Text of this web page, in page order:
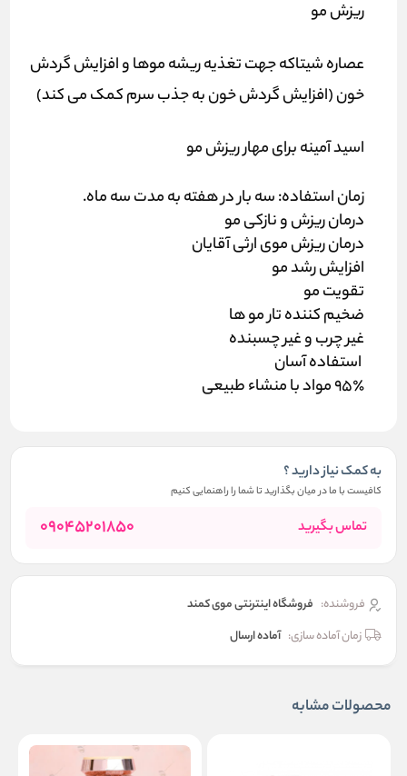
ریزش مو
عصاره شیتاکه جهت تغذیه ریشه موها و افزایش گردش
خون (افزایش گردش خون به جذب سرم کمک می کند)
اسید آمینه برای مهار ریزش مو
زمان استفاده: سه بار در هفته به مدت سه ماه.
درمان ریزش و نازکی مو
درمان ریزش موی ارثی آقایان
افزایش رشد مو
تقویت مو
ضخیم کننده تار مو ها
غیر چرب و غیر چسبنده
استفاده آسان
95٪ مواد با منشاء طبیعی
به کمک نیاز دارید ؟
کافیست با ما در میان بگذارید تا شما را راهنمایی کنیم
تماس بگیرید 09045201850
فروشنده: فروشگاه اینترنتی موی کمند
زمان آماده سازی: آماده ارسال
محصولات مشابه